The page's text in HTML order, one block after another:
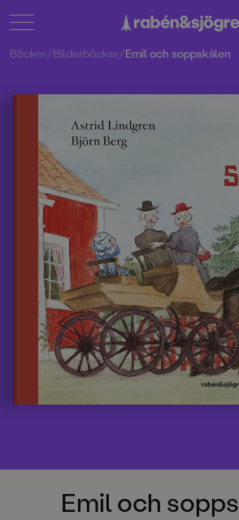
Emil och
Böcker/Bilderböcker/Emil och soppskålen